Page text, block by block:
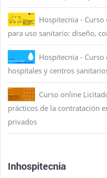
Hospitecnia -
para uso sanitario: diseño,
Hospitecnia -
hospitales y centros
Curso online
prácticos de la contratación
privados
Inhospitecnia